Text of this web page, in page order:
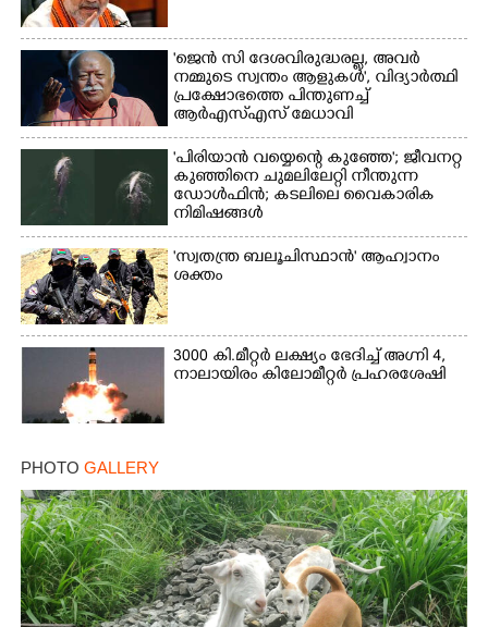
'ജെൻ സി ദേശവിരുദ്ധരല്ല, അവർ
നമ്മുടെ സ്വന്തം ആളുകൾ', വിദ്യാർത്ഥി
പ്രക്ഷോഭത്തെ പിന്തുണച്ച്
ആർഎസ്‌എസ് മേധാവി
'പിരിയാൻ വയ്യെന്റെ കുഞ്ഞേ'; ജീവനറ്റ
കുഞ്ഞിനെ ചുമലിലേറ്റി നീന്തുന്ന
ഡോൾഫിൻ; കടലിലെ വൈകാരിക
നിമിഷങ്ങൾ
'സ്വതന്ത്ര ബലൂചിസ്ഥാൻ' ആഹ്വാനം
ശക്തം
3000 കി.മീറ്റർ ലക്ഷ്യം ഭേദിച്ച് അഗ്നി 4,
നാലായിരം കിലോമീറ്റർ പ്രഹരശേഷി
PHOTO GALLERY